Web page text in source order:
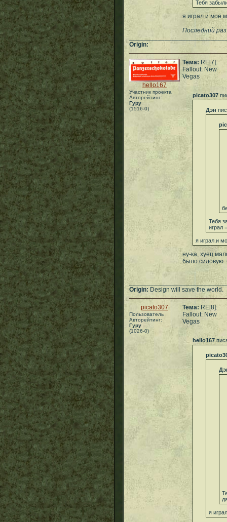
Тебя
я играл.и моё
Последний
Origin:
hello167
Участник проекта
Авторейтинг:
Гуру
(1516-0)
Тема: RE[7]:
Fallout: New
Vegas
picato307
Дэн
Тебя
играл
я играл.и
ну-ка, хуец
было силовую
Origin: Design will save the world.
picato307
Пользователь
Авторейтинг:
Гуру
(1026-0)
Тема: RE[8]:
Fallout: New
Vegas
hello167
я